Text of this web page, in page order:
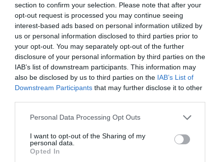
section to confirm your selection. Please note that after your
opt-out request is processed you may continue seeing
interest-based ads based on personal information utilized by
us or personal information disclosed to third parties prior to
your opt-out. You may separately opt-out of the further
disclosure of your personal information by third parties on the
IAB’s list of downstream participants. This information may
also be disclosed by us to third parties on the IAB’s List of
Downstream Participants that may further disclose it to other
Please note that this website/app uses one or more Google
not limited to your visit or usage behaviour. You may click to
grant or deny consent to Google and its third-party tags to
use your data for below specified purposes in below Google
Personal Data Processing Opt Outs
I want to opt-out of the Sharing of my
personal data.
Opted In
Az Euro NCAP azzal indítja az
autóbiztonsági tesztek új évét, hogy a
2021-ben tesztelt 33 modell közül
kiválasztotta azt az ötöt, amely
elnyerhette kategóriája legjobbjának
járó minősítést, a kitüntető Best in
Class címet. A nagy off-road kategória
sztárja a Škoda első teljesen